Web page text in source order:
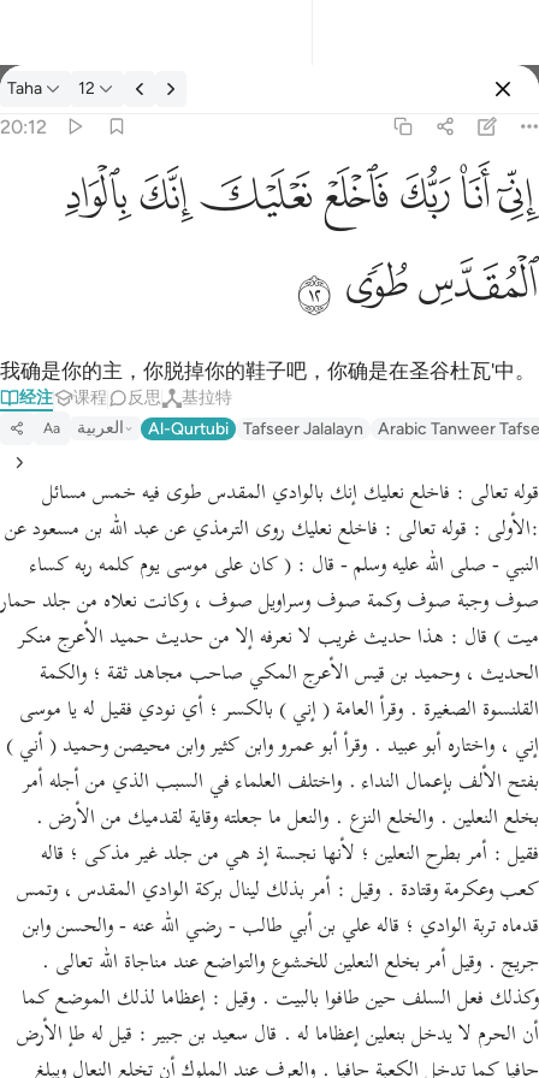
经注: Taha 20:12
Taha 12
20:12
اني انا ربك فاخلع نعليك انك بالواد المقدس طوى ١٢
إِنِّىٓ أَنَا۠ رَبُّكَ فَٱخْلَعْ نَعْلَيْكَ ۖ إِنَّكَ بِٱلْوَادِ ٱلْمُقَدَّسِ طُوًۭى ١٢
ﲺﲻﲼﲽﲾﲿﳀ
ﳁﳂ ﳃ
我确是你的主，你脱掉你的鞋子吧，你确是在圣谷杜瓦'中。
经注 课程 反思 基拉特
Aa العربية Al-Qurtubi Tafseer Jalalayn Arabic Tanweer
قوله تعالى : فاخلع نعليك إنك بالوادي المقدس طوى فيه خمس مسائل
:الأولى : قوله تعالى : فاخلع نعليك روى الترمذي عن عبد الله بن مسعود عن
النبي - صلى الله عليه وسلم - قال : ( كان على موسى يوم كلمه ربه كساء
صوف وجبة صوف وكمة صوف وسراويل صوف ، وكانت نعلاه من جلد حمار
ميت ) قال : هذا حديث غريب لا نعرفه إلا من حديث حميد الأعرج منكر
الحديث ، وحميد بن قيس الأعرج المكي صاحب مجاهد ثقة ؛ والكمة
القلنسوة الصغيرة . وقرأ العامة ( إني ) بالكسر ؛ أي نودي فقيل له يا موسى
إني ، واختاره أبو عبيد . وقرأ أبو عمرو وابن كثير وابن محيصن وحميد ( أني )
بفتح الألف بإعمال النداء . واختلف العلماء في السبب الذي من أجله أمر
بخلع النعلين . والخلع النزع . والنعل ما جعلته وقاية لقدميك من الأرض .
فقيل : أمر بطرح النعلين ؛ لأنها نجسة إذ هي من جلد غير مذكى ؛ قاله
كعب وعكرمة وقتادة . وقيل : أمر بذلك لينال بركة الوادي المقدس ، وتمس
قدماه تربة الوادي ؛ قاله علي بن أبي طالب - رضي الله عنه - والحسن وابن
جريج . وقيل أمر بخلع النعلين للخشوع والتواضع عند مناجاة الله تعالى .
وكذلك فعل السلف حين طافوا بالبيت . وقيل : إعظاما لذلك الموضع كما
أن الحرم لا يدخل بنعلين إعظاما له . قال سعيد بن جبير : قيل له طإ الأرض